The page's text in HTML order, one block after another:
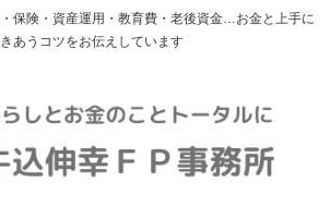
保険・資産運用・教育費・老後資金…お金と上手に
あうコツをお伝えしています